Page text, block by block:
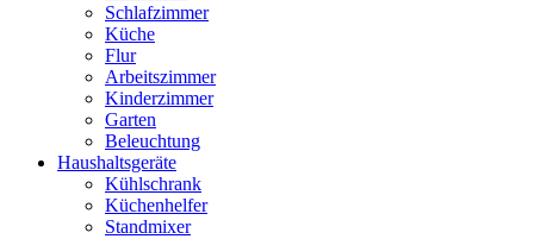
Schlafzimmer
Küche
Flur
Arbeitszimmer
Kinderzimmer
Garten
Beleuchtung
Haushaltsgeräte
Kühlschrank
Küchenhelfer
Standmixer